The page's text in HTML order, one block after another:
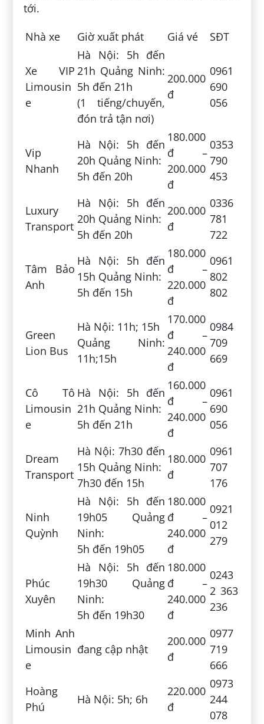
tới.
Nhà xe
Giờ xuất phát Giá vé SĐT
Xe VIP
Limousin
e
Hà Nội: 5h đến
21h Quảng Ninh:
5h đến 21h
(1 tiếng/chuyến,
đón trả tận nơi)
200.000
đ
0961
690
056
Vip
Nhanh
Hà Nội: 5h đến
20h Quảng Ninh:
5h đến 20h
180.000
đ –
200.000
đ
0353
790
453
Luxury
Transport
Hà Nội: 5h đến
20h Quảng Ninh:
5h đến 20h
200.000
đ
0336
781
722
Tâm Bảo
Anh
Hà Nội: 5h đến
15h Quảng Ninh:
5h đến 15h
180.000
đ –
220.000
đ
0961
802
802
Green
Lion Bus
Hà Nội: 11h; 15h
Quảng Ninh:
11h;15h
170.000
đ –
240.000
đ
0984
709
669
Cô Tô
Limousin
e
Hà Nội: 5h đến
21h Quảng Ninh:
5h đến 21h
160.000
đ –
240.000
đ
0961
690
056
Dream
Transport
Hà Nội: 7h30 đến
15h Quảng Ninh:
7h30 đến 15h
180.000
đ
0961
707
176
Ninh
Quỳnh
Hà Nội: 5h đến
19h05 Quảng
Ninh:
5h đến 19h05
180.000
đ –
240.000
đ
0921
012
279
Phúc
Xuyên
Hà Nội: 5h đến
19h30 Quảng
Ninh:
5h đến 19h30
180.000
đ –
240.000
đ
0243
2 363
236
Minh Anh
Limousin
e
đang cập nhật
200.000
đ
0977
719
666
Hoàng
Phú
Hà Nội: 5h; 6h
220.000
đ
0973
244
078